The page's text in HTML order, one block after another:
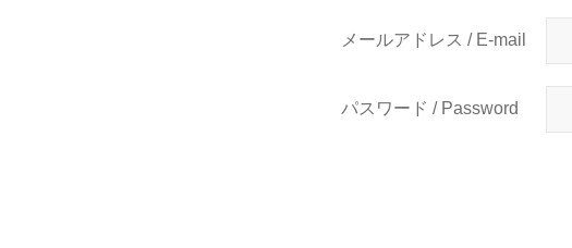
メールアドレス / E-mail
パスワード / Password